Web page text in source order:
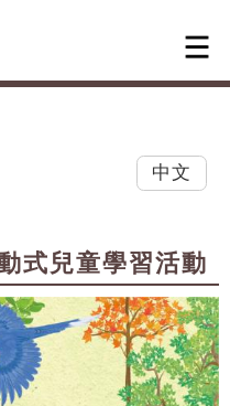
中文
式兒童學習活動